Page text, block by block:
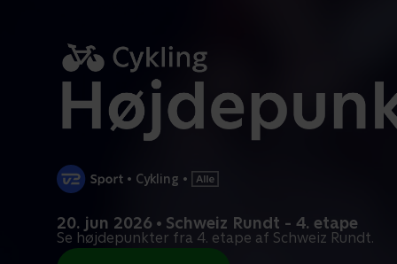
• Cykling •
20. jun 2026 • Schweiz Rundt - 4. etape
Se højdepunkter fra 4. etape af Schweiz Rundt.